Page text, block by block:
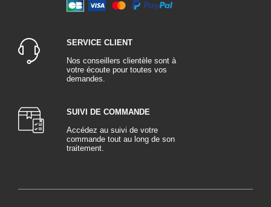
SERVICE CLIENT
Nos conseillers clientèle sont à
votre écoute pour toutes vos
demandes.
SUIVI DE COMMANDE
Accédez au suivi de votre
commande tout au long de son
traitement.